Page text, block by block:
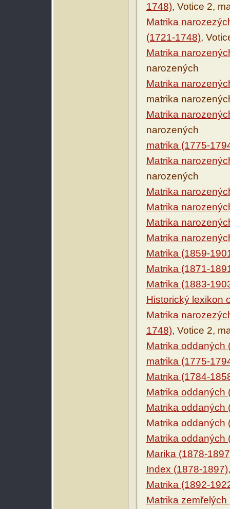
1748), Votice 2,
Matrika
(1721-1748),
Matrika
narozených
Matrika
matrika
Matrika
narozených
matrika (1775-
Matrika
narozených
Matrika
Matrika
Matrika
Matrika
Matrika (1859-
Matrika (1871-
Matrika (1883-
Historický lexikon
Matrika
1748), Votice 2,
Matrika oddaných
matrika (1775-
Matrika (1784-
Matrika oddaných
Matrika oddaných
Matrika oddaných
Matrika oddaných
Marika (1878-
Index (1878-1897)
Matrika (1892-
Matrika